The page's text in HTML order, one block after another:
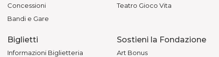
Concessioni
Bandi e Gare
Teatro Gioco Vita
Biglietti
Informazioni Biglietteria
Sostieni la Fondazione
Art Bonus